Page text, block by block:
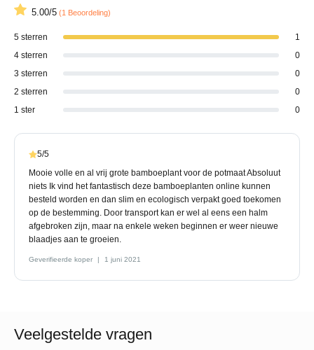
5.00/5 (1 Beoordeling)
5 sterren
1
4 sterren
0
3 sterren
0
2 sterren
0
1 ster
0
5/5
Mooie volle en al vrij grote bamboeplant voor de potmaat Absoluut
niets Ik vind het fantastisch deze bamboeplanten online kunnen
besteld worden en dan slim en ecologisch verpakt goed toekomen
op de bestemming. Door transport kan er wel al eens een halm
afgebroken zijn, maar na enkele weken beginnen er weer nieuwe
blaadjes aan te groeien.
Geverifieerde koper 1 juni 2021
Veelgestelde vragen